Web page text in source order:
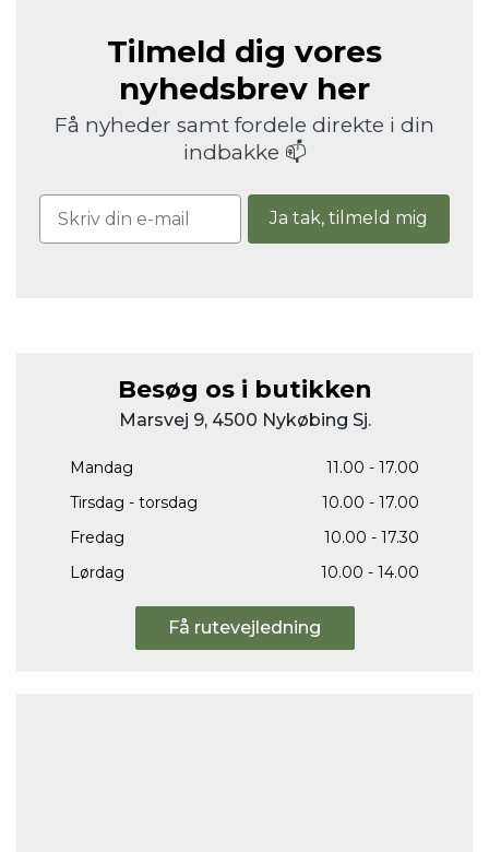
Tilmeld dig vores
nyhedsbrev her
Få nyheder samt fordele direkte i din
indbakke 📫
Ja tak, tilmeld mig
Besøg os i butikken
Marsvej 9, 4500 Nykøbing Sj.
Mandag
11.00 - 17.00
Tirsdag - torsdag
10.00 - 17.00
Fredag
10.00 - 17.30
Lørdag
10.00 - 14.00
Få rutevejledning